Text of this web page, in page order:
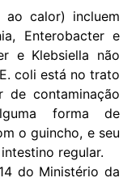
ao calor) incluem
Enterobacter e
e Klebsiella não
coli está no trato
de contaminação
forma de
o guincho, e seu
regular.
do Ministério da